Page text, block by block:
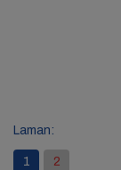
Laman:
1 2